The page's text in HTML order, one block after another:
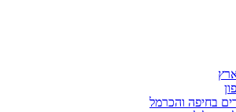
בחיפה והכרמל